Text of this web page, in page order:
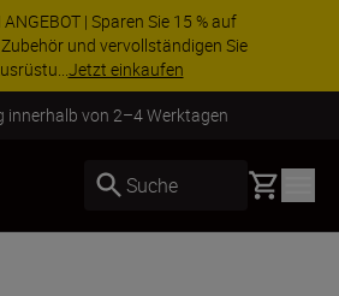
| Sparen Sie 15 % auf
und vervollständigen Sie
Jetzt einkaufen
innerhalb von 2–4 Werktagen
Suche Basket